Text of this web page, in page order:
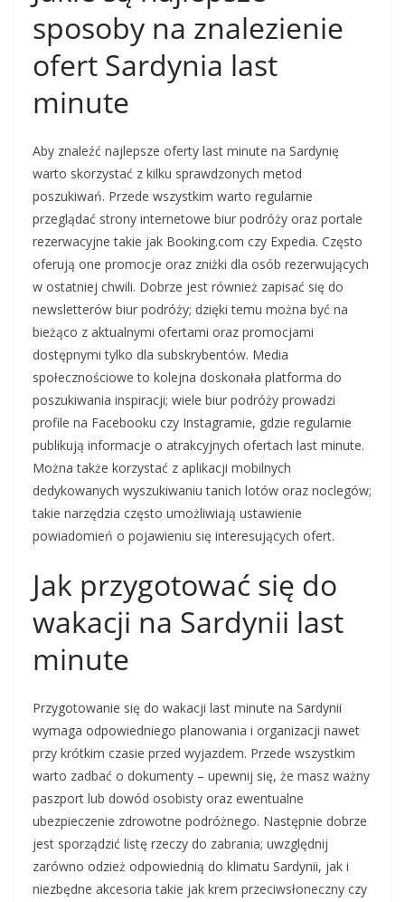
sposoby na znalezienie
ofert Sardynia last
minute
Aby znaleźć najlepsze oferty last minute na Sardynię
warto skorzystać z kilku sprawdzonych metod
poszukiwań. Przede wszystkim warto regularnie
przeglądać strony internetowe biur podróży oraz portale
rezerwacyjne takie jak Booking.com czy Expedia. Często
oferują one promocje oraz zniżki dla osób rezerwujących
w ostatniej chwili. Dobrze jest również zapisać się do
newsletterów biur podróży; dzięki temu można być na
bieżąco z aktualnymi ofertami oraz promocjami
dostępnymi tylko dla subskrybentów. Media
społecznościowe to kolejna doskonała platforma do
poszukiwania inspiracji; wiele biur podróży prowadzi
profile na Facebooku czy Instagramie, gdzie regularnie
publikują informacje o atrakcyjnych ofertach last minute.
Można także korzystać z aplikacji mobilnych
dedykowanych wyszukiwaniu tanich lotów oraz noclegów;
takie narzędzia często umożliwiają ustawienie
powiadomień o pojawieniu się interesujących ofert.
Jak przygotować się do
wakacji na Sardynii last
minute
Przygotowanie się do wakacji last minute na Sardynii
wymaga odpowiedniego planowania i organizacji nawet
przy krótkim czasie przed wyjazdem. Przede wszystkim
warto zadbać o dokumenty – upewnij się, że masz ważny
paszport lub dowód osobisty oraz ewentualne
ubezpieczenie zdrowotne podróżnego. Następnie dobrze
jest sporządzić listę rzeczy do zabrania; uwzględnij
zarówno odzież odpowiednią do klimatu Sardynii, jak i
niezbędne akcesoria takie jak krem przeciwsłoneczny czy